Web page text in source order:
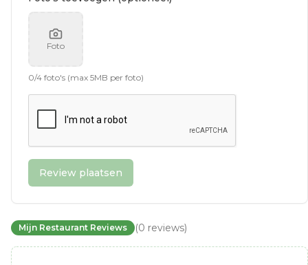
Foto
0/4 foto's (max 5MB per foto)
Review plaatsen
Mijn Restaurant Reviews (0 reviews)